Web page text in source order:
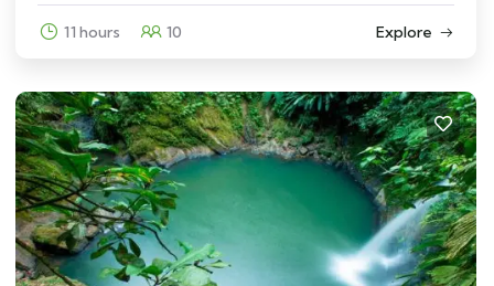
11 hours 10 Explore